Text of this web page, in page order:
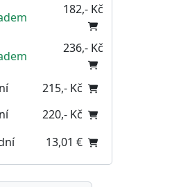
182,- Kč
236,- Kč
215,- Kč
220,- Kč
13,01 €